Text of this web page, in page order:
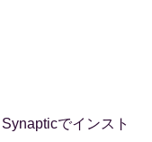
でインスト